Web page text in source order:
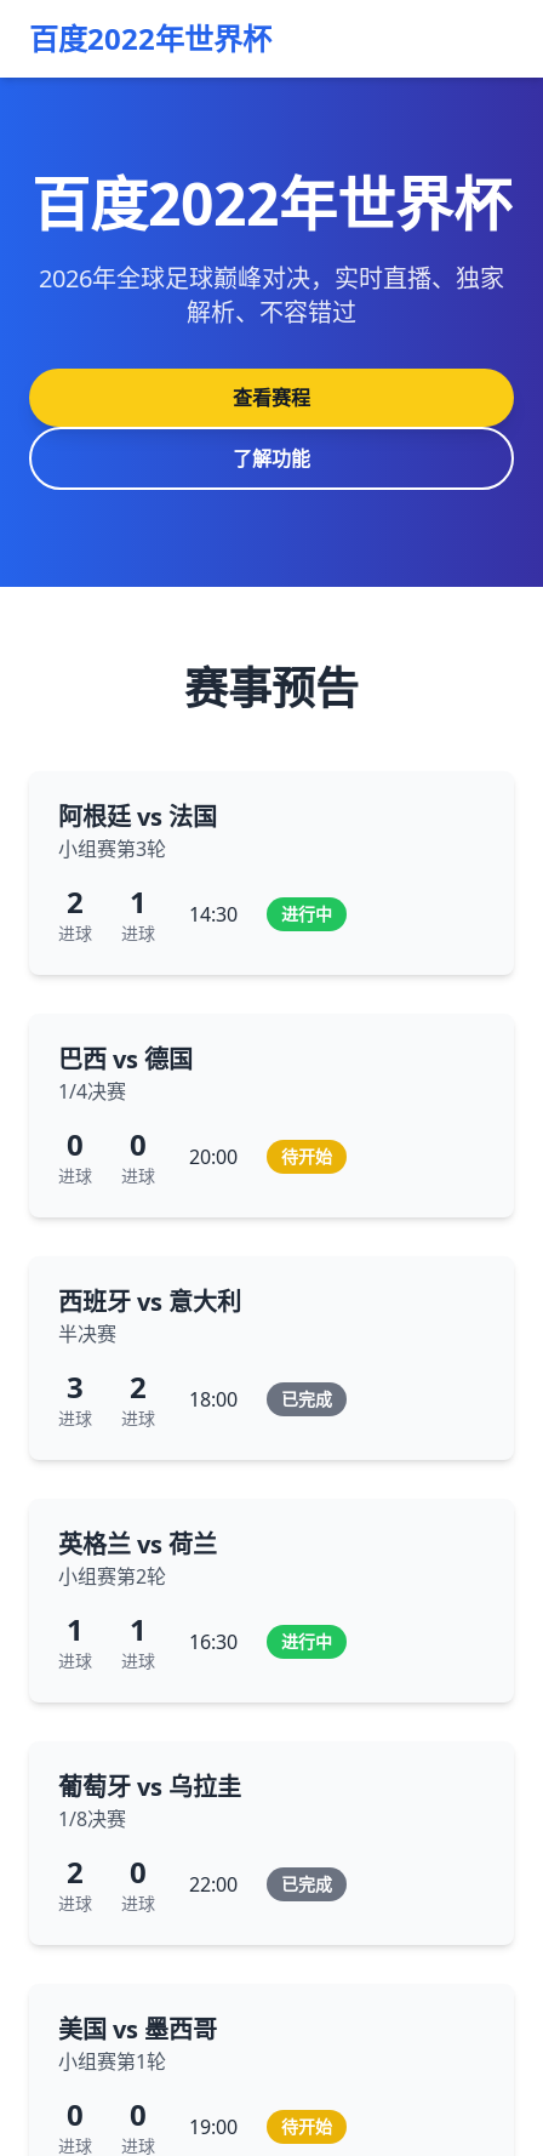
百度2022年世界杯
百度2022年世界杯
2026年全球足球巅峰对决，实时直播、独家
解析、不容错过
查看赛程
了解功能
赛事预告
阿根廷 vs 法国
小组赛第3轮
2
进球
1
进球
14:30 进行中
巴西 vs 德国
1/4决赛
0
进球
0
进球
20:00 待开始
西班牙 vs 意大利
半决赛
3
进球
2
进球
18:00 已完成
英格兰 vs 荷兰
小组赛第2轮
1
进球
1
进球
16:30 进行中
葡萄牙 vs 乌拉圭
1/8决赛
2
进球
0
进球
22:00 已完成
美国 vs 墨西哥
小组赛第1轮
0
进球
0
进球
19:00 待开始